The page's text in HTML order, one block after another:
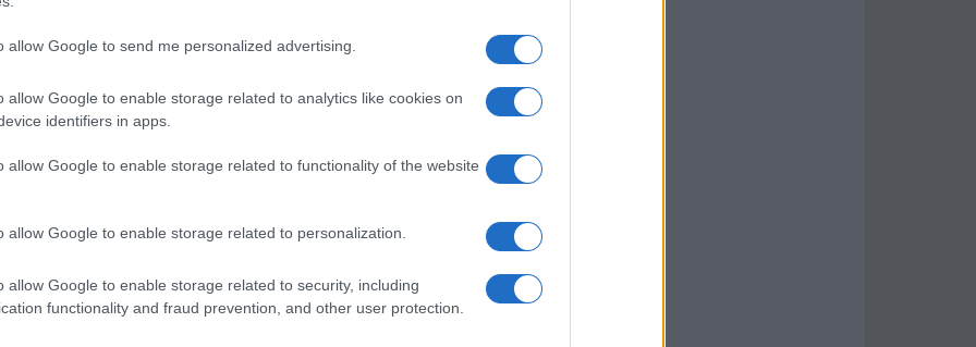
allow Google to send me personalized advertising.
allow Google to enable storage related to analytics like cookies on
identifiers in apps.
allow Google to enable storage related to functionality of the website
allow Google to enable storage related to personalization.
allow Google to enable storage related to security, including
functionality and fraud prevention, and other user protection.
bene in campo e difendersi bene.
di affrontare una squadra che vorrà
diversi discorsi di mercato: “Purtroppo
lo abbiamo mai avuto al 100%. Sto
mettersi a disposizione, speriamo possa
finale”.